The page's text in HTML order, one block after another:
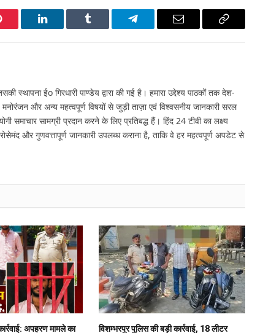
LinkedIn Tumblr Telegram Email
Copy
स्थापना ईo गिरधारी पाण्डेय द्वारा की गई है। हमारा उद्देश्य पाठकों तक देश-
और अन्य महत्वपूर्ण विषयों से जुड़ी ताज़ा एवं विश्वसनीय जानकारी सरल
समाचार सामग्री प्रदान करने के लिए प्रतिबद्ध हैं। हिंद 24 टीवी का लक्ष्य
और गुणवत्तापूर्ण जानकारी उपलब्ध कराना है, ताकि वे हर महत्वपूर्ण अपडेट से
अपहरण मामले का विशम्भरपुर पुलिस की बड़ी कार्रवाई, 18 लीटर